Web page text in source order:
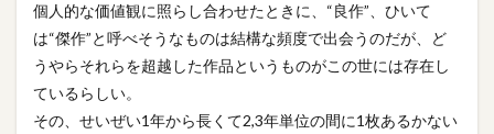
個人的な価値観に照らし合わせたときに、“良作”、ひいて
は“傑作”と呼べそうなものは結構な頻度で出会うのだが、ど
うやらそれらを超越した作品というものがこの世には存在し
ているらしい。
その、せいぜい1年から長くて2,3年単位の間に1枚あるかない